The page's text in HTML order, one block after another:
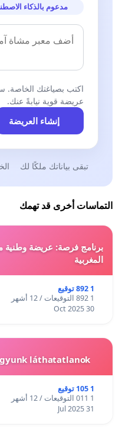
مدعوم بالذكاء
اكتب بصياغتك الخاصة.
عريضة قوية نيابةً عنك.
إنشاء العريضة
تبقى بياناتك ملكًا لك
التماسات أخرى قد تهمك
برنامج فرصة: عريضة وطنية
المغربية
1 892 توقيع
1 892 التوقيعات / 12 أشهر
30 Oct 2025
láthatatlanok!
1 105 توقيع
1 011 التوقيعات / 12 أشهر
31 Jul 2025